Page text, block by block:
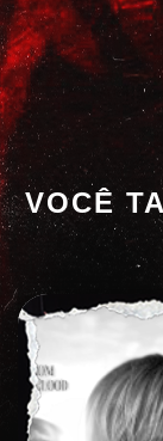
VOCÊ